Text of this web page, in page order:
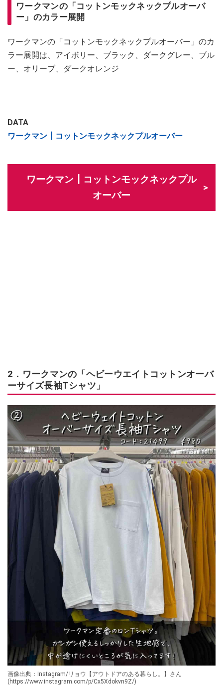
ワークマンの「コットンモックネックプルオーバ
ー」のカラー展開
ワークマンの「コットンモックネックプルオーバー」のカ
ラー展開は、アイボリー、ブラック、ダークグレー、ブル
ー、オリーブ、ダークオレンジ
DATA
ワークマン┃コットンモックネックプルオーバー
ワークマン┃コットンモックネックプル
オーバー
2．ワークマンの「ヘビーウエイトコットンオーバ
ーサイズ長袖Tシャツ」
画像出典：Instagram/リョウ【アウトドアのある暮らし。】さん
(https://www.instagram.com/p/Cx5Xdokvn9Z/)